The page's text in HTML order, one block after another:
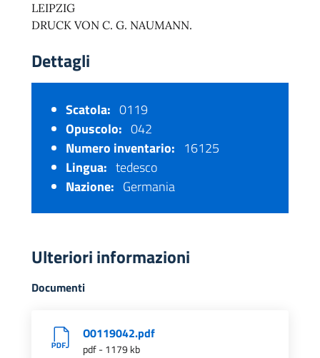
LEIPZIG
DRUCK VON C. G. NAUMANN.
Dettagli
Scatola: 0119
Opuscolo: 042
Numero inventario: 16125
Lingua: tedesco
Nazione: Germania
Ulteriori informazioni
Documenti
O0119042.pdf
pdf - 1179 kb